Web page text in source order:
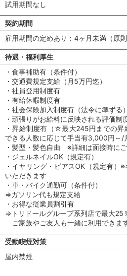
試用期間なし
契約期間
雇用期間の定めあり：4ヶ月未満（原則
待遇・福利厚生
・食事補助有（条件付）
・交通費規定支給（月5万円迄）
・社員登用制度有
・有給休暇制度有
・社会保険加入制度有（法令に準ずる）
・頑張りがお給料に反映される評価制
・昇給制度有（☆最大245円までの
できる人数に応じて手当有3,000円～/
・髪型・髪色自由 ※詳細は面接時に
・ジェルネイルOK（規定有）
・イヤリング・ピアスOK（規定有）
いただきます
・車・バイク通勤可（条件付）
⇒ガソリン代も規定支給
・お得な従業員割引有
⇒トリドールグループ系列店で最大25
ご家族やご友人も一緒に利用できま
受動喫煙対策
屋内禁煙